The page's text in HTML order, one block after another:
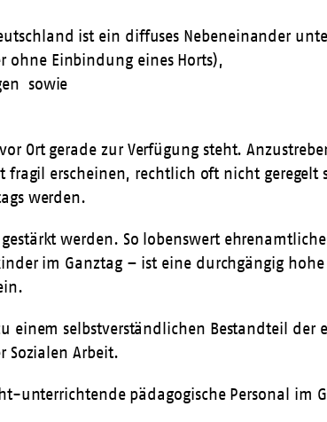
ist ein diffuses Nebeneinander
ohne Einbindung eines Horts),
sowie
Ort gerade zur Verfügung steht.
erscheinen, rechtlich oft nicht
werden.
werden. So lobenswert
im Ganztag – ist eine durchgängig
einem selbstverständlichen Bestandteil
Sozialen Arbeit.
unterrichtende pädagogische Personal im